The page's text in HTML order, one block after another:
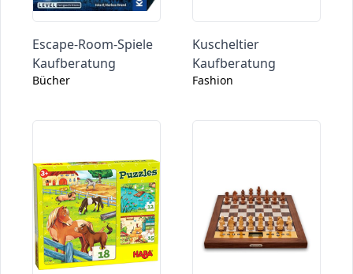
Escape-Room-Spiele
Kaufberatung
Bücher
Kuscheltier
Kaufberatung
Fashion